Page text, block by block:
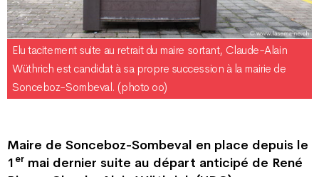
Elu tacitement suite au retrait du maire sortant, Claude-Alain
Wüthrich est candidat à sa propre succession à la mairie de
Sonceboz-Sombeval. (photo oo)
Maire de Sonceboz-Sombeval en place depuis le
1 er mai dernier suite au départ anticipé de René